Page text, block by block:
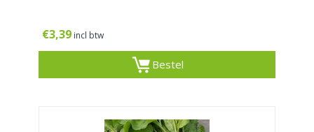
€3,39 incl btw
Bestel